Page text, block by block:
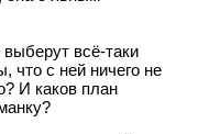
всё-таки
с ней ничего не
И каков план